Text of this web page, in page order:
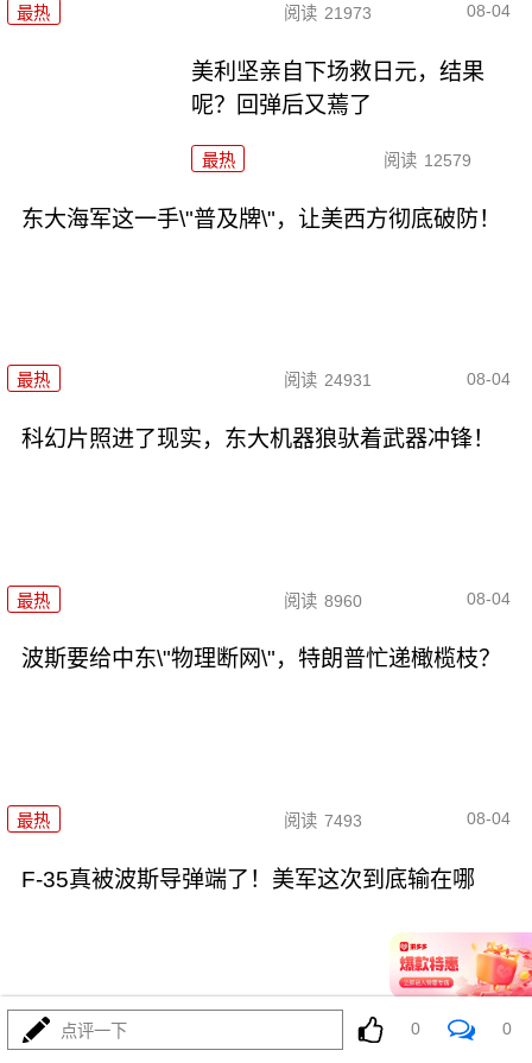
最热 阅读 21973 08-04
美利坚亲自下场救日元，结果
呢？回弹后又蔫了
最热 阅读 12579
东大海军这一手\"普及牌\"，让美西方彻底破防！
最热 阅读 24931 08-04
科幻片照进了现实，东大机器狼驮着武器冲锋！
最热 阅读 8960 08-04
波斯要给中东\"物理断网\"，特朗普忙递橄榄枝？
最热 阅读 7493 08-04
F-35真被波斯导弹端了！美军这次到底输在哪
最热 7246 08-04
点评一下 0 0